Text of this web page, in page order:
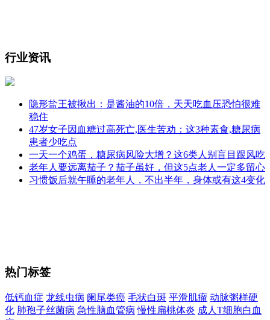
行业资讯
隐形盐王被揪出：是酱油的10倍，天天吃血压恐怕很难
稳住
47岁女子因血糖过高死亡,医生苦劝：这3种素食,糖尿病
患者少吃点
一天一个鸡蛋，糖尿病风险大增？这6类人别盲目跟风吃
老年人要远离茄子？茄子虽好，但这5点老人一定多留心
习惯饭后就午睡的老年人，不出半年，身体或有这4变化
热门标签
低钙血症 龙线虫病 阑尾类癌 毛状白斑 平滑肌瘤 动脉粥样硬
化 肺孢子丝菌病 急性脑血管病 慢性扁桃体炎 成人T细胞白血